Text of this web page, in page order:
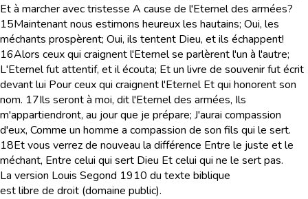
Et à marcher avec tristesse A cause de l'Eternel des armées?
15Maintenant nous estimons heureux les hautains; Oui, les
méchants prospèrent; Oui, ils tentent Dieu, et ils échappent!
16Alors ceux qui craignent l'Eternel se parlèrent l'un à l'autre;
L'Eternel fut attentif, et il écouta; Et un livre de souvenir fut écrit
devant lui Pour ceux qui craignent l'Eternel Et qui honorent son
nom. 17Ils seront à moi, dit l'Eternel des armées, Ils
m'appartiendront, au jour que je prépare; J'aurai compassion
d'eux, Comme un homme a compassion de son fils qui le sert.
18Et vous verrez de nouveau la différence Entre le juste et le
méchant, Entre celui qui sert Dieu Et celui qui ne le sert pas.
La version Louis Segond 1910 du texte biblique
est libre de droit (domaine public).